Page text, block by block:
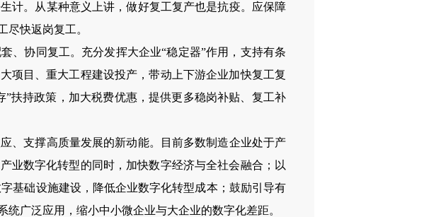
。从某种意义上讲，做好复工复产也是抗疫。应保障
尽快返岗复工。
协同复工。充分发挥大企业“稳定器”作用，支持有条
项目、重大工程建设投产，带动上下游企业加快复工复
扶持政策，加大税费优惠，提供更多稳岗补贴、复工补
支撑高质量发展的新动能。目前多数制造企业处于产
业数字化转型的同时，加快数字经济与全社会融合；以
基础设施建设，降低企业数字化转型成本；鼓励引导有
广泛应用，缩小中小微企业与大企业的数字化差距。